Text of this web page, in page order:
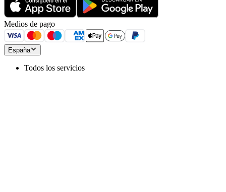
Medios de pago
España
Todos los servicios